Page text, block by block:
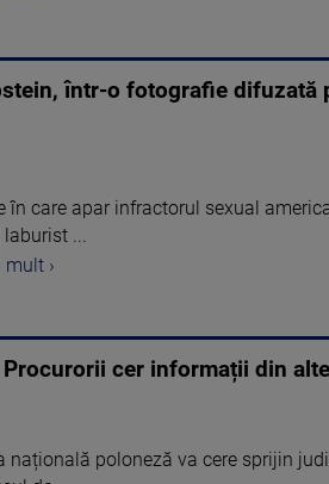
într-o fotografie
în care apar infractorul sexual
...
›
cer informații din
națională poloneză va cere sprijin